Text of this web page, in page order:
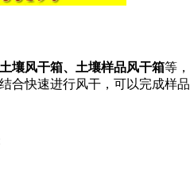
壤风干箱、土壤样品风干箱等
合快速进行风干，可以完成样